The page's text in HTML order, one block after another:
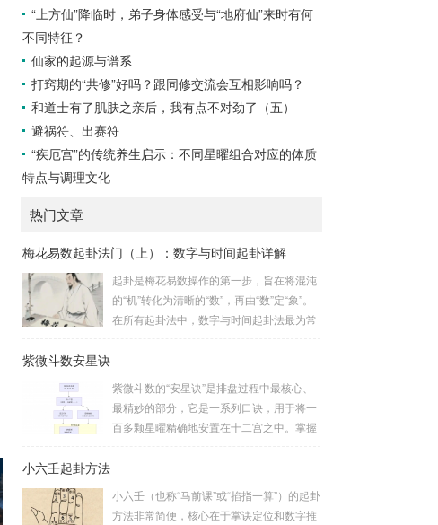
“上方仙”降临时，弟子身体感受与“地府仙”来时有何
不同特征？
仙家的起源与谱系
打窍期的“共修”好吗？跟同修交流会互相影响吗？
和道士有了肌肤之亲后，我有点不对劲了（五）
避祸符、出赛符
“疾厄宫”的传统养生启示：不同星曜组合对应的体质
特点与调理文化
热门文章
梅花易数起卦法门（上）：数字与时间起卦详解
起卦是梅花易数操作的第一步，旨在将混沌
的“机”转化为清晰的“数”，再由“数”定“象”。
在所有起卦法中，数字与时间起卦法最为常
来起卦。步骤：分拆数字：将得到的一组数
字（通常是三位数）分成两半。前几位数为
上卦，后几位数为下卦。如果数字是偶数
位 2 为上卦后两位...
紫微斗数安星诀
紫微斗数的“安星诀”是排盘过程中最核心、
最精妙的部分，它是一系列口诀，用于将一
百多颗星曜精确地安置在十二宫之中。掌握
循严格的步骤。其核心顺序是：定紫微 →
小六壬起卦方法
小六壬（也称“马前课”或“掐指一算”）的起卦
方法非常简便，核心在于掌诀定位和数字推